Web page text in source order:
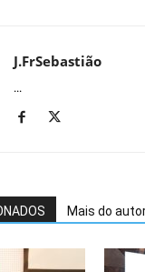
J.FrSebastião
...
Mais do